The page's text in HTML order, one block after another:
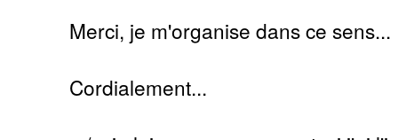
Merci, je m'organise dans ce sens...
Cordialement...